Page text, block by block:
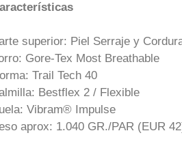
superior: Piel Serraje y
Gore-Tex Most Breathable
Trail Tech 40
Bestflex 2 / Flexible
Vibram® Impulse
aprox: 1.040 GR./PAR (EUR